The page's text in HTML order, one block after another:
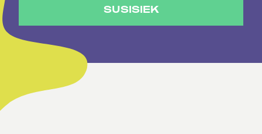
SUSISIEK